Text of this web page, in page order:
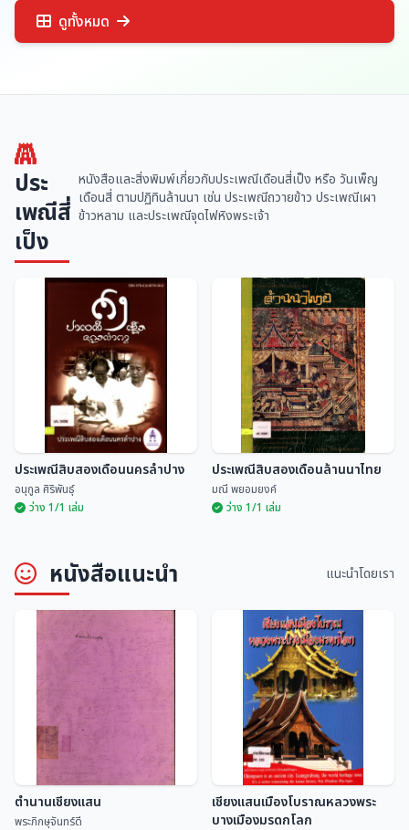
ดูทั้งหมด
ประ
เพณีสี่
เป็ง
หนังสือและสิ่งพิมพ์เกี่ยวกับประเพณีเดือนสี่เป็ง หรือ วันเพ็ญ
เดือนสี่ ตามปฏิทินล้านนา เช่น ประเพณีถวายข้าว ประเพณีเผา
ข้าวหลาม และประเพณีจุดไฟหิงพระเจ้า
ประเพณีสิบสองเดือนนครลำปาง
ประเพณีสิบสองเดือนนครลำปาง
อนุกูล ศิริพันธุ์
ว่าง 1/1 เล่ม
ประเพณีสิบสองเดือนล้านนาไทย
มณี พยอมยงค์
ว่าง 1/1 เล่ม
หนังสือแนะนำ แนะนำโดยเรา
ตำนานเชียงแสน
พระภิกษุจันทร์ดี
เชียงแสนเมืองโบราณหลวงพระ
บางเมืองมรดกโลก